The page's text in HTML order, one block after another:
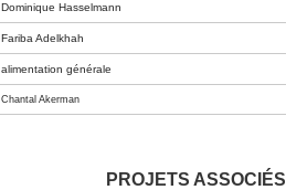
Dominique Hasselmann
Fariba Adelkhah
alimentation générale
Chantal Akerman
PROJETS ASSOCIÉS